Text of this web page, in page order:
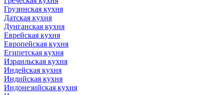
Грузинская кухня
Датская кухня
Дунганская кухня
Еврейская кухня
Европейская кухня
Египетская кухня
Израильская кухня
Индейская кухня
Индийская кухня
Индонезийская кухня